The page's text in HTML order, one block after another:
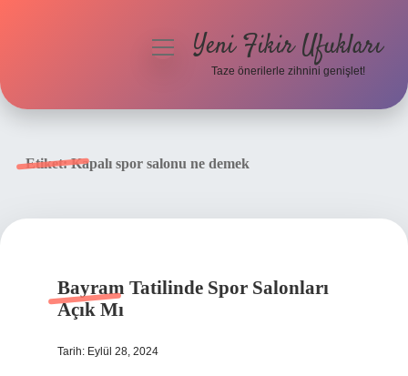
menüyüYeni Fikir Ufukları
Taze önerilerle zihnini genişlet!
Etiket:Kapalı spor salonu ne demek
Bayram Tatilinde Spor Salonları
Açık Mı
Tarih: Eylül 28, 2024